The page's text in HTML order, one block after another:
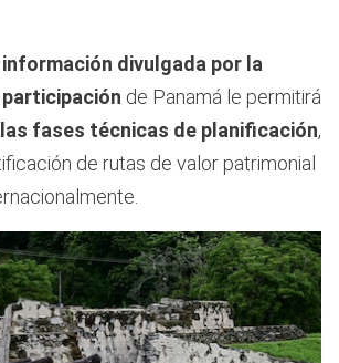
información divulgada por la
participación de Panamá le permitirá
fases técnicas de planificación,
de rutas de valor patrimonial